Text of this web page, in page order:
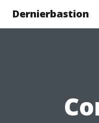
Dernierbastion